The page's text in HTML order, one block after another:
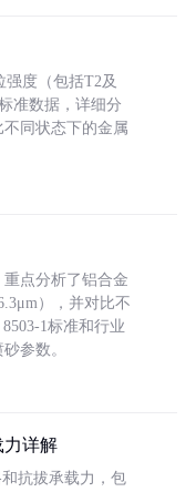
度（包括T2及
准数据，详细分
同状态下的金属
点分析了铝合金
），并对比不
1标准和行业
参数。
力详解
抗拔承载力，包